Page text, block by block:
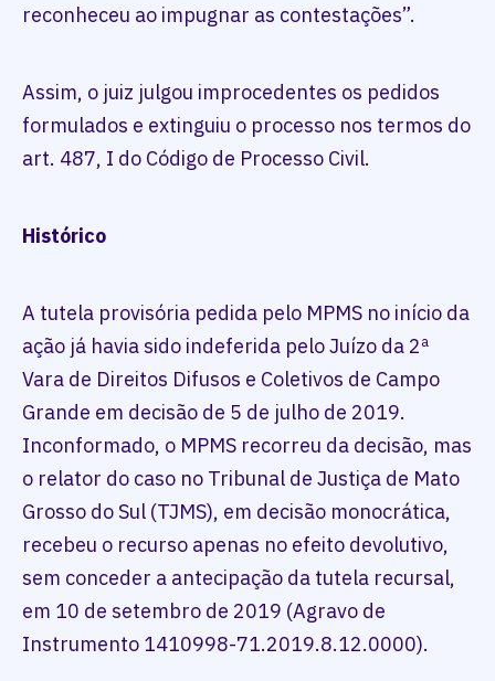
reconheceu ao impugnar as contestações”.
Assim, o juiz julgou improcedentes os pedidos
formulados e extinguiu o processo nos termos do
art. 487, I do Código de Processo Civil.
Histórico
A tutela provisória pedida pelo MPMS no início da
ação já havia sido indeferida pelo Juízo da 2ª
Vara de Direitos Difusos e Coletivos de Campo
Grande em decisão de 5 de julho de 2019.
Inconformado, o MPMS recorreu da decisão, mas
o relator do caso no Tribunal de Justiça de Mato
Grosso do Sul (TJMS), em decisão monocrática,
recebeu o recurso apenas no efeito devolutivo,
sem conceder a antecipação da tutela recursal,
em 10 de setembro de 2019 (Agravo de
Instrumento 1410998-71.2019.8.12.0000).